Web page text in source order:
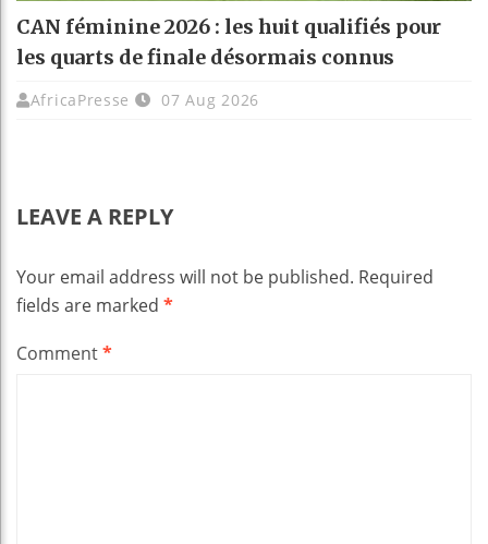
CAN féminine 2026 : les huit qualifiés pour
les quarts de finale désormais connus
AfricaPresse 07 Aug 2026
LEAVE A REPLY
Your email address will not be published. Required
fields are marked *
Comment*